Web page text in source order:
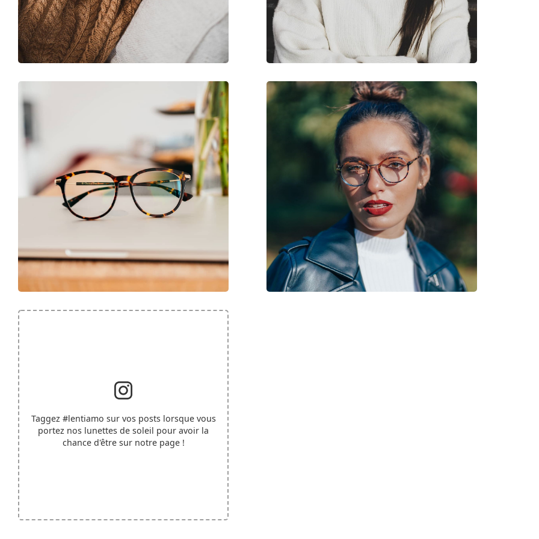
Marque:
Ralph Lauren
Code:
0RL6204 5001 55
Taggez #lentiamo sur vos posts lorsque vous
portez nos lunettes de soleil pour avoir la
chance d'être sur notre page !